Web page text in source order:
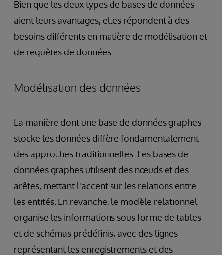
Bien que les deux types de bases de données
aient leurs avantages, elles répondent à des
besoins différents en matière de modélisation et
de requêtes de données.
Modélisation des données
La manière dont une base de données graphes
stocke les données diffère fondamentalement
des approches traditionnelles. Les bases de
données graphes utilisent des nœuds et des
arêtes, mettant l'accent sur les relations entre
les entités. En revanche, le modèle relationnel
organise les informations sous forme de tables
et de schémas prédéfinis, avec des lignes
représentant les enregistrements et des